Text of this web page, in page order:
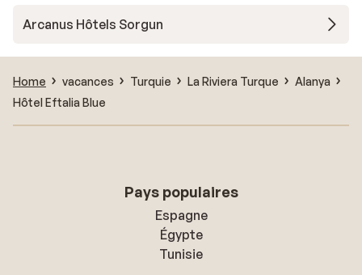
Arcanus Hôtels Sorgun
Home vacances Turquie La Riviera Turque
Alanya
Hôtel Eftalia Blue
Pays populaires
Espagne
Égypte
Tunisie